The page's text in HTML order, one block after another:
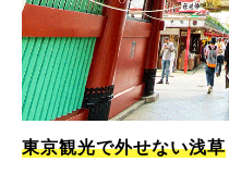
東京観光で外せない浅草